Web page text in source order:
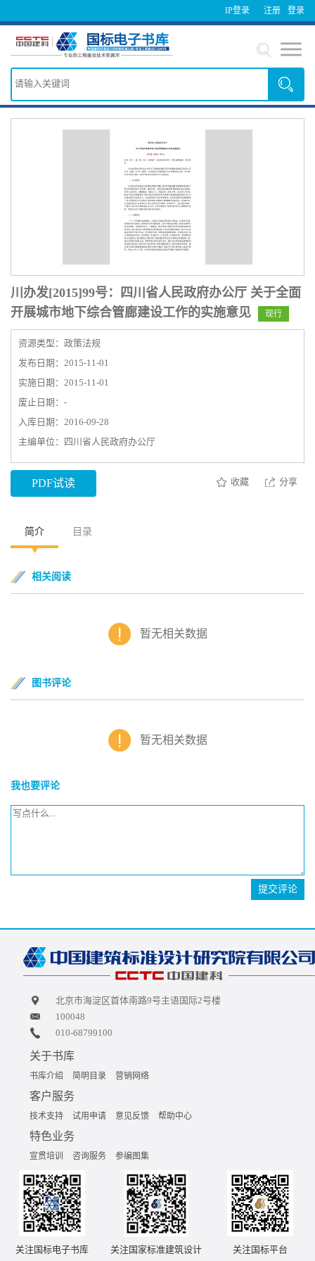
IP登录 登录
注册
川办发[2015]99号：四川省人民政府办公厅 关于全面
开展城市地下综合管廊建设工作的实施意见
现行
资源类型：政策法规
发布日期：2015-11-01
实施日期：2015-11-01
废止日期：-
入库日期：2016-09-28
主编单位：四川省人民政府办公厅
PDF试读 收藏 分享
简介 目录
相关阅读
暂无相关数据
图书评论
暂无相关数据
我也要评论
提交评论
北京市海淀区首体南路9号主语国际2号楼
100048
010-68799100
关于书库
书库介绍 简明目录 营销网络
客户服务
技术支持 试用申请 意见反馈 帮助中心
特色业务
宣贯培训 咨询服务 参编图集
关注国标电子书库 关注国家标准建筑设计 关注国标平台